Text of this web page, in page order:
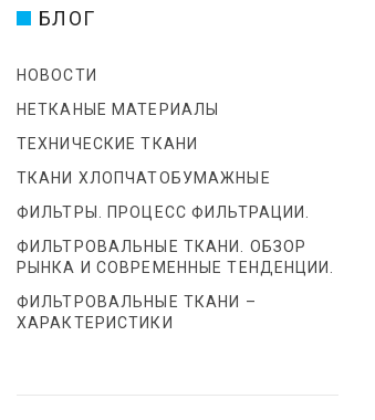
БЛОГ
НОВОСТИ
НЕТКАНЫЕ МАТЕРИАЛЫ
ТЕХНИЧЕСКИЕ ТКАНИ
ТКАНИ ХЛОПЧАТОБУМАЖНЫЕ
ФИЛЬТРЫ. ПРОЦЕСС ФИЛЬТРАЦИИ.
ФИЛЬТРОВАЛЬНЫЕ ТКАНИ. ОБЗОР
РЫНКА И СОВРЕМЕННЫЕ ТЕНДЕНЦИИ.
ФИЛЬТРОВАЛЬНЫЕ ТКАНИ –
ХАРАКТЕРИСТИКИ